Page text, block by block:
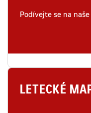
Podívejte se na
LETECKÉ